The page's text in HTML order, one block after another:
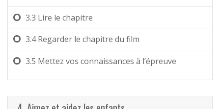
3.3 Lire le chapitre
3.4Regarder le chapitre du film
3.5 Mettez vos connaissances à l’épreuve